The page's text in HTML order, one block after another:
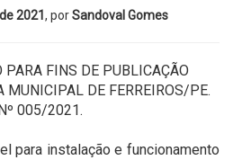
2021 , porSandoval Gomes
PARA FINS DE PUBLICAÇÃO
MUNICIPAL DE FERREIROS/PE.
005/2021.
para instalação e funcionamento